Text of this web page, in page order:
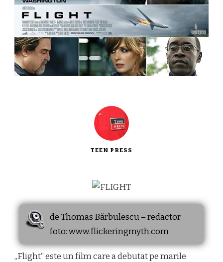
TEEN PRESS
de Thomas Bărbulescu – redactor
foto: www.flickeringmyth.com
„Flight“ este un film care a debutat pe marile